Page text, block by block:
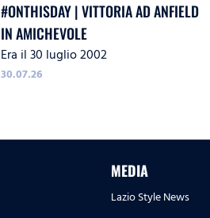
#ONTHISDAY | VITTORIA AD ANFIELD
IN AMICHEVOLE
Era il 30 luglio 2002
30.07.26
MEDIA
Lazio Style News